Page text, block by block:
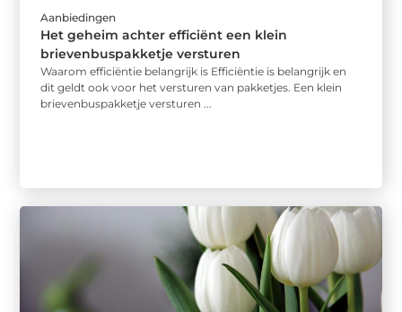
Aanbiedingen
Het geheim achter efficiënt een klein
brievenbuspakketje versturen
Waarom efficiëntie belangrijk is Efficiëntie is belangrijk en
dit geldt ook voor het versturen van pakketjes. Een klein
brievenbuspakketje versturen ...